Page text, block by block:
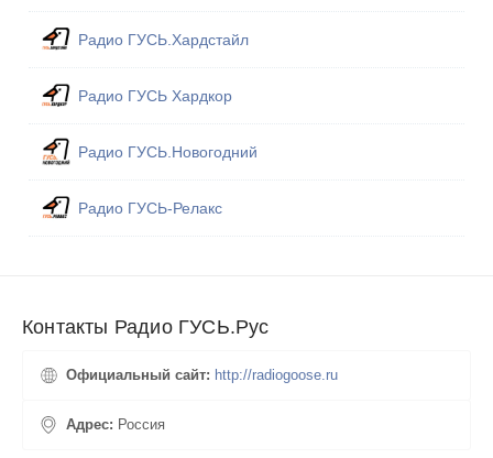
Радио ГУСЬ.Хардстайл
Радио ГУСЬ Хардкор
Радио ГУСЬ.Новогодний
Радио ГУСЬ-Релакс
Контакты Радио ГУСЬ.Рус
Официальный сайт: http://radiogoose.ru
Адрес: Россия